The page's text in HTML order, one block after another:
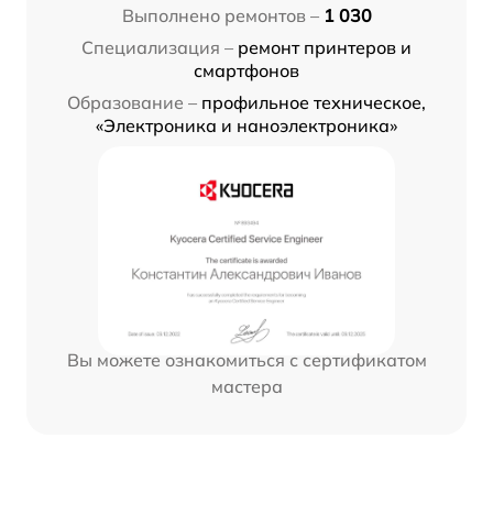
Выполнено ремонтов – 1 030
Специализация – ремонт принтеров и
смартфонов
Образование – профильное техническое,
«Электроника и наноэлектроника»
Вы можете ознакомиться с сертификатом
мастера